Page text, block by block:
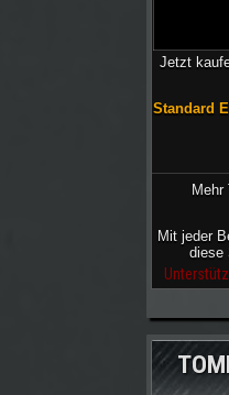
Jetzt
Standard
Mehr
Mit jeder
diese